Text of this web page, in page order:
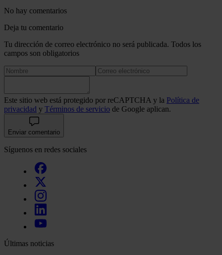
No hay comentarios
Deja tu comentario
Tu dirección de correo electrónico no será publicada. Todos los
campos son obligatorios
Este sitio web está protegido por reCAPTCHA y la Política de
privacidad y Términos de servicio de Google aplican.
Enviar comentario
Síguenos en redes sociales
Últimas noticias